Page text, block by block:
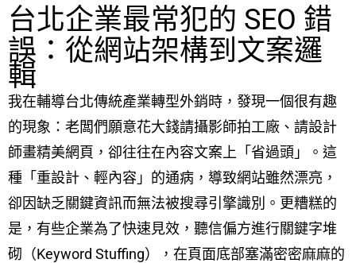
台北企業最常犯的 SEO 錯
誤：從網站架構到文案邏
輯
我在輔導台北傳統產業轉型外銷時，發現一個很有趣
的現象：老闆們願意花大錢請攝影師拍工廠、請設計
師畫精美網頁，卻往往在內容文案上「省過頭」。這
種「重設計、輕內容」的通病，導致網站雖然漂亮，
卻因缺乏關鍵資訊而無法被搜尋引擎識別。更糟糕的
是，有些企業為了快速見效，聽信偏方進行關鍵字堆
砌（Keyword Stuffing），在頁面底部塞滿密密麻麻的